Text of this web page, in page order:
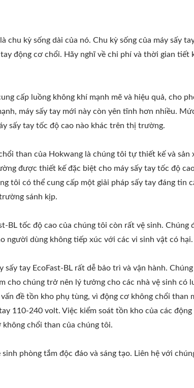
kỳ sống dài của nó. Chu kỳ sống của máy sấy
động cơ chổi. Hãy nghĩ về chi phí và thời gian tiết
cấp luồng không khí mạnh mẽ và hiệu quả, cho
máy sấy tay mới này còn yên tĩnh hơn nhiều.
sấy tay tốc độ cao nào khác trên thị trường.
than của Hokwang là chúng tôi tự thiết kế và sản
được thiết kế đặc biệt cho máy sấy tay tốc độ
tôi có thể cung cấp một giải pháp sấy tay đáng tin
sánh kịp.
BL tốc độ cao của chúng tôi còn rất vệ sinh. Chúng
người dùng không tiếp xúc với các vi sinh vật có hại.
tay EcoFast-BL rất dễ bảo trì và vận hành.
cho chúng trở nên lý tưởng cho các nhà vệ sinh có
đề tồn kho phụ tùng, vì động cơ không chổi than
110-240 volt. Việc kiểm soát tồn kho của các
không chổi than của chúng tôi.
phòng tắm độc đáo và sáng tạo. Liên hệ với